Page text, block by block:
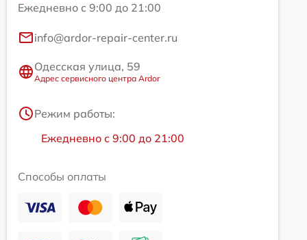
Ежедневно с 9:00 до 21:00
info@ardor-repair-center.ru
Одесская улица, 59
Адрес сервисного центра Ardor
Режим работы:
Ежедневно с 9:00 до 21:00
Способы оплаты